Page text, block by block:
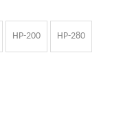
HP-200 HP-280